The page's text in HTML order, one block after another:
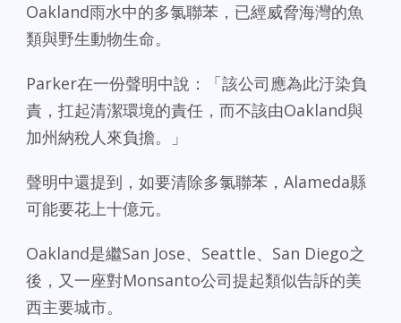
Oakland雨水中的多氯聯苯，已經威脅海灣的魚
類與野生動物生命。
Parker在一份聲明中說：「該公司應為此汙染負
責，扛起清潔環境的責任，而不該由Oakland與
加州納稅人來負擔。」
聲明中還提到，如要清除多氯聯苯，Alameda縣
可能要花上十億元。
Oakland是繼San Jose、Seattle、San Diego之
後，又一座對Monsanto公司提起類似告訴的美
西主要城市。